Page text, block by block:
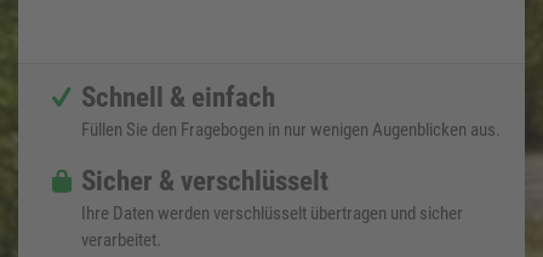
Schnell & einfach
Füllen Sie den Fragebogen in nur wenigen Augenblicken aus.
Sicher & verschlüsselt
Ihre Daten werden verschlüsselt übertragen und sicher
verarbeitet.